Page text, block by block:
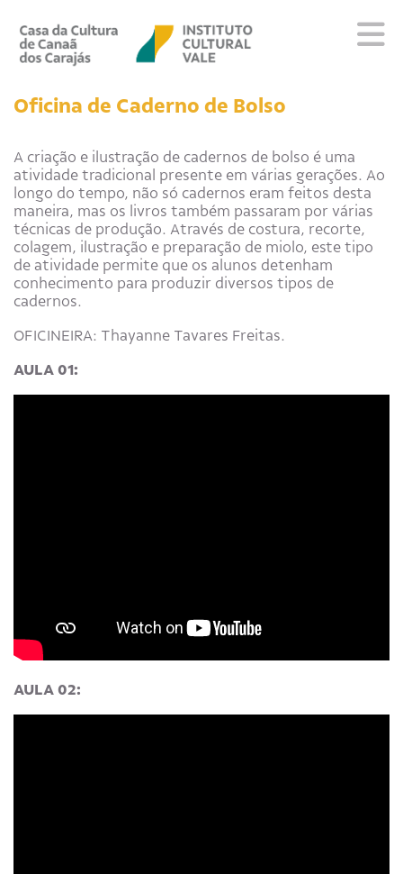
Programação
Educativo
Editais
Escola
Fale conosco
Oficina de Caderno de Bolso
A criação e ilustração de cadernos de bolso é uma
atividade tradicional presente em várias gerações. Ao
longo do tempo, não só cadernos eram feitos desta
maneira, mas os livros também passaram por várias
técnicas de produção. Através de costura, recorte,
colagem, ilustração e preparação de miolo, este tipo
de atividade permite que os alunos detenham
conhecimento para produzir diversos tipos de
cadernos.
OFICINEIRA: Thayanne Tavares Freitas.
AULA 01:
AULA 02: